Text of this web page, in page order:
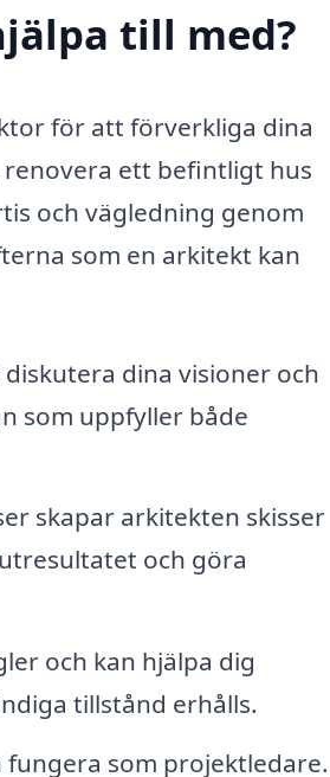
till med?
för att förverkliga dina
ett befintligt hus
och vägledning genom
som en arkitekt kan
dina visioner och
som uppfyller både
skapar arkitekten skisser
och göra
och kan hjälpa dig
tillstånd erhålls.
som projektledare.